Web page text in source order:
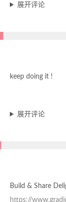
展开评论
keep doing it !
展开评论
Build & Share
https://